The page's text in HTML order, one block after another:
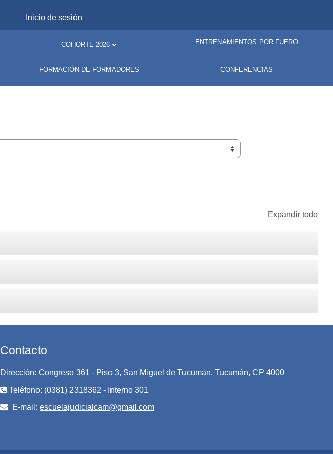
Inicio de sesión
COHORTE 2026 ENTRENAMIENTOS POR FUERO
FORMACIÓN DE FORMADORES CONFERENCIAS
Expandir todo
Contacto
Dirección: Congreso 361 - Piso 3, San Miguel de Tucumán, Tucumán, CP 4000
Teléfono: (0381) 2318362 - Interno 301
E-mail: escuelajudicialcam@gmail.com